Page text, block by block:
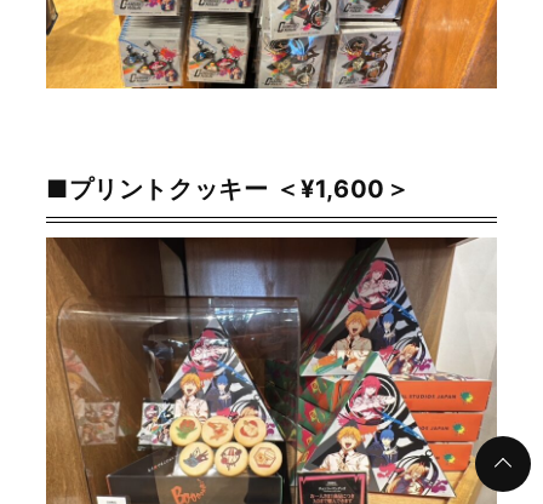
■プリントクッキー ＜¥1,600＞